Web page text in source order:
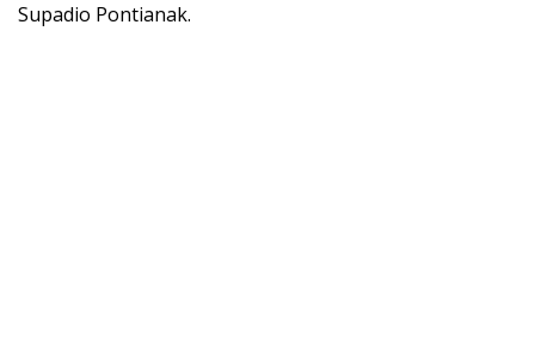
Supadio Pontianak.